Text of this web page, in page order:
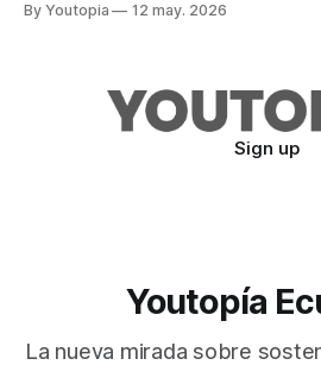
By Youtopia 12 may. 2026
Sign up
Youtopía
La nueva mirada sobre